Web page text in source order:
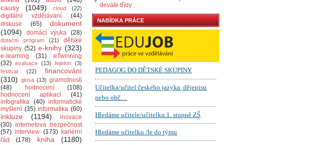
causy (1049) cloud (22)
digitální vzdělávání
(44)
diskuse
(65)
dokument
(1094)
domácí výuka (28)
dotační program (21)
dětské
skupiny (52) e-knihy (323)
e-learning (31)
eTwinning
(32) evaluace (13) fejeton (3)
festival
(22)
financování
(310) glosa (13) gramotnosti
(48)
hodnocení
(108)
hodnocení aplikací
(41)
infografika (40) informatické
myšlení (35) informatika (60)
inkluze (1194)
inovace
(30) internetová bezpečnost
(57) interview (173) kariérní
řád
(178) kniha
(1180)
deváté třídy
NABÍDKA PRÁCE